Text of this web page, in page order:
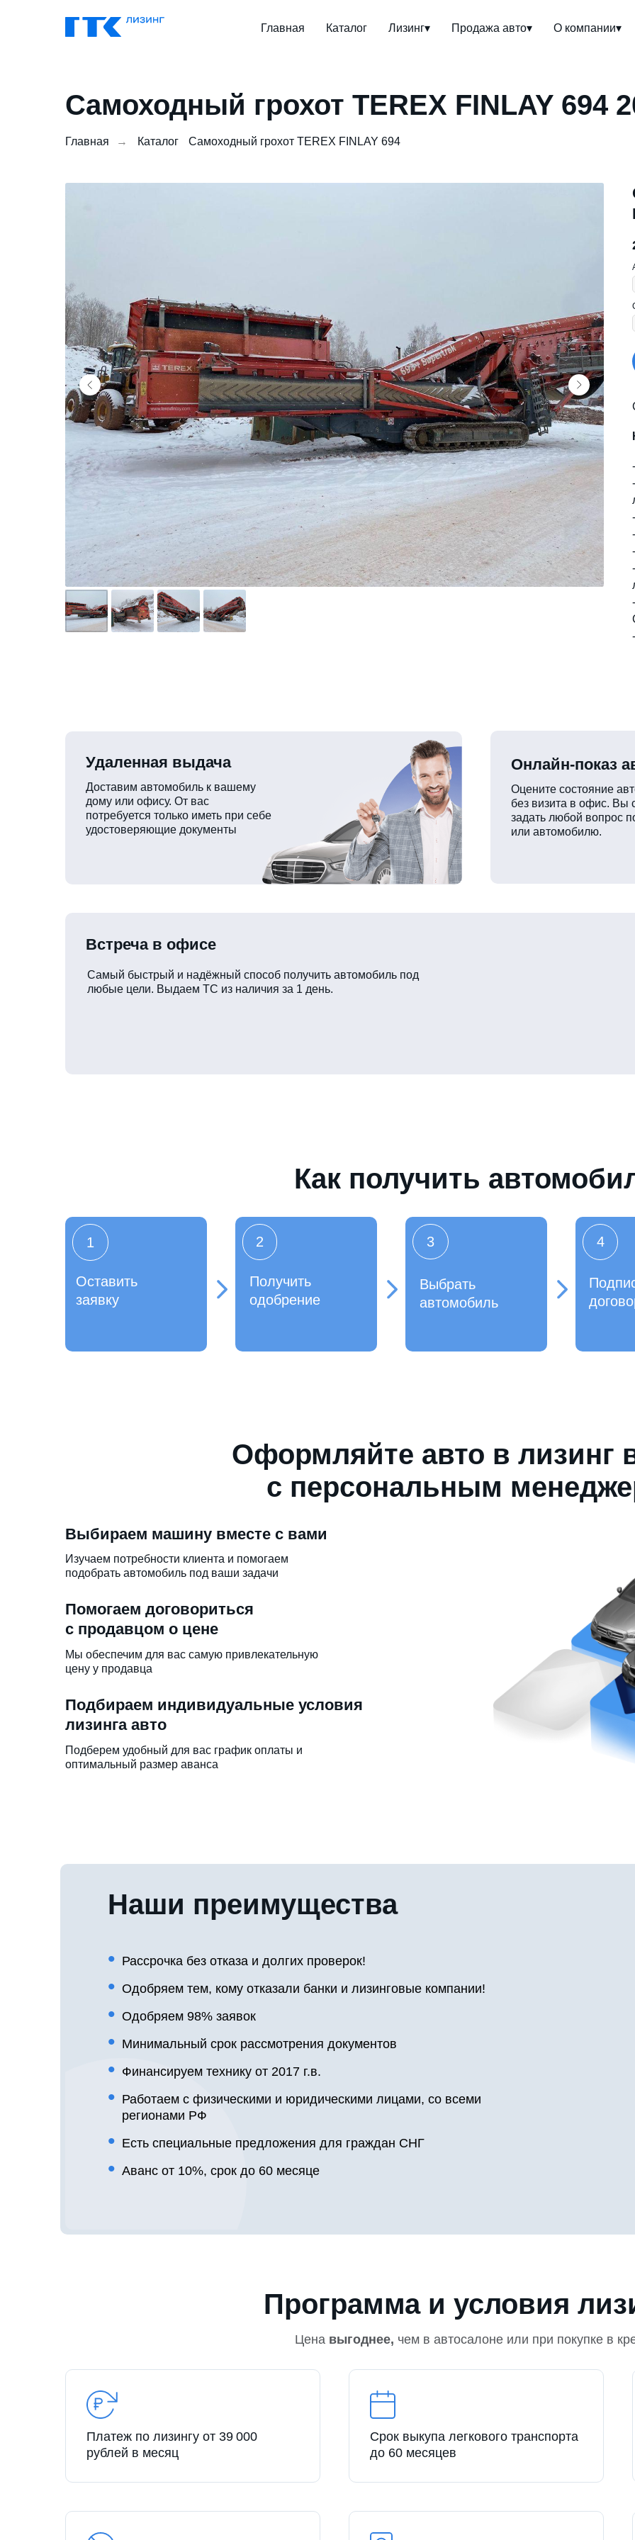
Главная Каталог Лизинг▾ Продажа авто▾ О компании▾
Самоходный грохот TEREX FINLAY 694
Главная → Каталог Самоходный грохот TEREX FINLAY 694
Доставим автомобиль к вашему
дому или офису. От вас
потребуется только иметь при себе
удостоверяющие документы
Оцените состояние
без визита в офис. Вы
задать любой вопрос
или автомобилю.
Самый быстрый и надёжный способ получить автомобиль под
любые цели. Выдаем ТС из наличия за 1 день.
Удаленная выдача Онлайн-показ
Встреча в офисе
Как получить
4
Выбрать
автомобиль
3
Получить
одобрение
2
Оставить
заявку
1
Подбираем индивидуальные условия
лизинга авто
Подберем удобный для вас график оплаты и
оптимальный размер аванса
Помогаем договориться
с продавцом о цене
Мы обеспечим для вас самую привлекательную
цену у продавца
Выбираем машину вместе с вами
Изучаем потребности клиента и помогаем
подобрать автомобиль под ваши задачи
Оформляйте авто в лизинг
с персональным
Рассрочка без отказа и долгих проверок!
Одобряем тем, кому отказали банки и лизинговые компании!
Одобряем 98% заявок
Минимальный срок рассмотрения документов
Финансируем технику от 2017 г.в.
Работаем с физическими и юридическими лицами, со всеми
регионами РФ
Есть специальные предложения для граждан СНГ
Аванс от 10%, срок до 60 месяце
Наши преимущества
Программа и условия
Цена выгоднее, чем в автосалоне или при покупке в
Платеж по лизингу от 39 000
рублей в месяц
Срок выкупа легкового транспорта
до 60 месяцев